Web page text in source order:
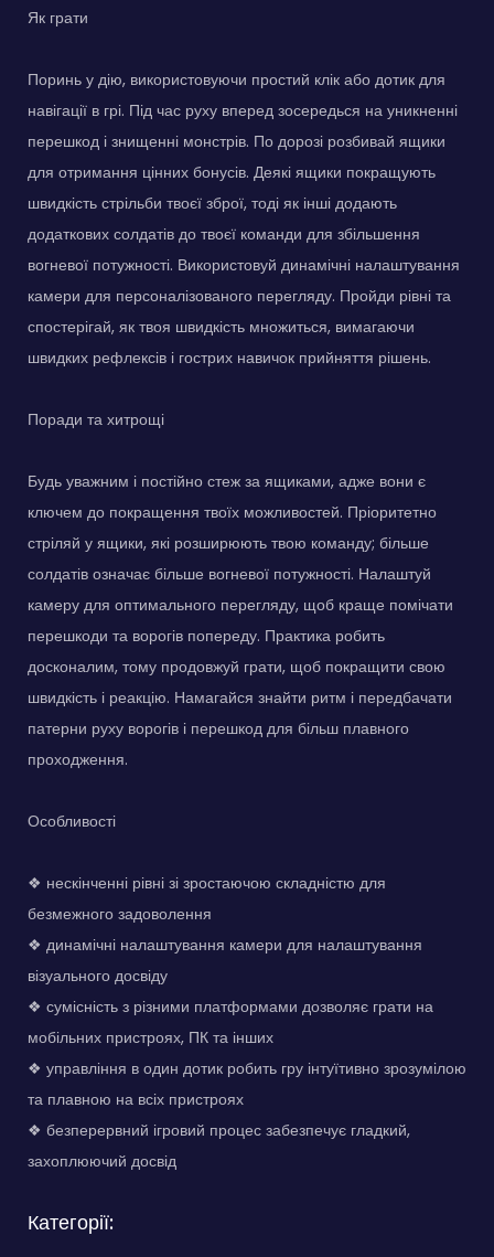
Як грати
Поринь у дію, використовуючи простий клік або дотик для
навігації в грі. Під час руху вперед зосередься на уникненні
перешкод і знищенні монстрів. По дорозі розбивай ящики
для отримання цінних бонусів. Деякі ящики покращують
швидкість стрільби твоєї зброї, тоді як інші додають
додаткових солдатів до твоєї команди для збільшення
вогневої потужності. Використовуй динамічні налаштування
камери для персоналізованого перегляду. Пройди рівні та
спостерігай, як твоя швидкість множиться, вимагаючи
швидких рефлексів і гострих навичок прийняття рішень.
Поради та хитрощі
Будь уважним і постійно стеж за ящиками, адже вони є
ключем до покращення твоїх можливостей. Пріоритетно
стріляй у ящики, які розширюють твою команду; більше
солдатів означає більше вогневої потужності. Налаштуй
камеру для оптимального перегляду, щоб краще помічати
перешкоди та ворогів попереду. Практика робить
досконалим, тому продовжуй грати, щоб покращити свою
швидкість і реакцію. Намагайся знайти ритм і передбачати
патерни руху ворогів і перешкод для більш плавного
проходження.
Особливості
❖ нескінченні рівні зі зростаючою складністю для
безмежного задоволення
❖ динамічні налаштування камери для налаштування
візуального досвіду
❖ сумісність з різними платформами дозволяє грати на
мобільних пристроях, ПК та інших
❖ управління в один дотик робить гру інтуїтивно зрозумілою
та плавною на всіх пристроях
❖ безперервний ігровий процес забезпечує гладкий,
захоплюючий досвід
Категорії: